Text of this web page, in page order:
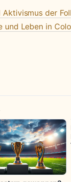
Aktivismus der
und Leben in